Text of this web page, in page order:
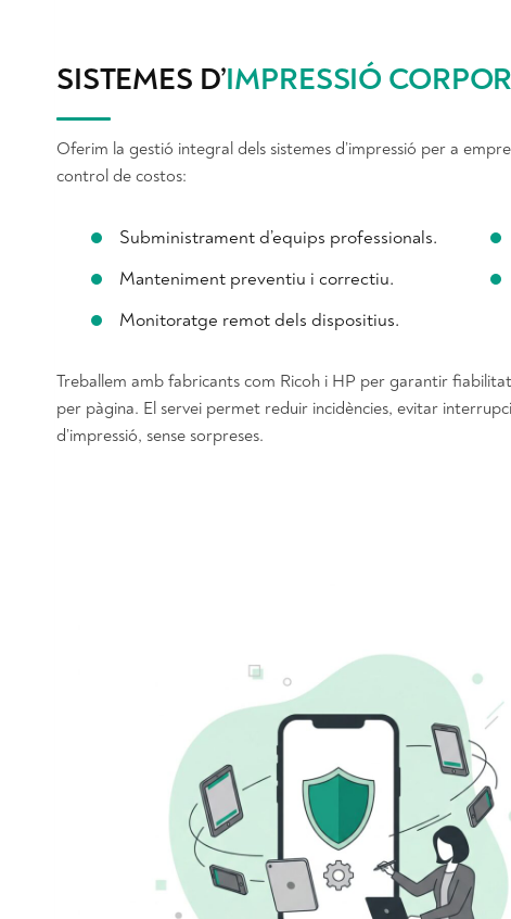
SISTEMES D’IMPRESSIÓ
Oferim la gestió integral dels sistemes d’impressió per a
control de costos:
Subministrament d’equips professionals.
Manteniment preventiu i correctiu.
Monitoratge remot dels dispositius.
Treballem amb fabricants com Ricoh i HP per garantir
per pàgina. El servei permet reduir incidències, evitar
d’impressió, sense sorpreses.